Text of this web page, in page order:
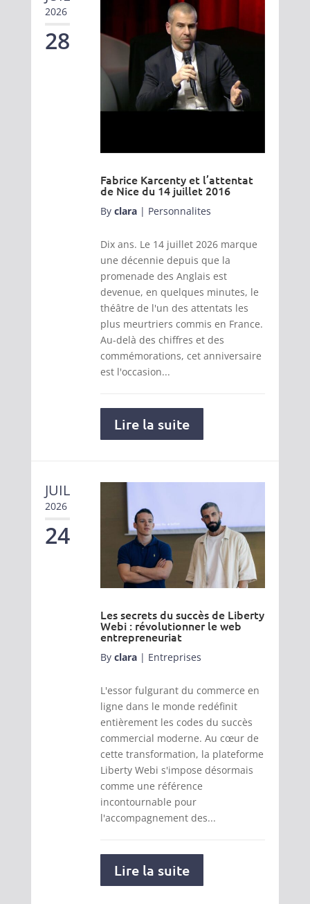
2026
28
Fabrice Karcenty et l’attentat
de Nice du 14 juillet 2016
By clara| Personnalites
Dix ans. Le 14 juillet 2026 marque
une décennie depuis que la
promenade des Anglais est
devenue, en quelques minutes, le
théâtre de l'un des attentats les
plus meurtriers commis en France.
Au-delà des chiffres et des
commémorations, cet anniversaire
est l'occasion...
Lire la suite
JUIL
2026
24
Les secrets du succès de Liberty
Webi : révolutionner le web
entrepreneuriat
By clara| Entreprises
L'essor fulgurant du commerce en
ligne dans le monde redéfinit
entièrement les codes du succès
commercial moderne. Au cœur de
cette transformation, la plateforme
Liberty Webi s'impose désormais
comme une référence
incontournable pour
l'accompagnement des...
Lire la suite